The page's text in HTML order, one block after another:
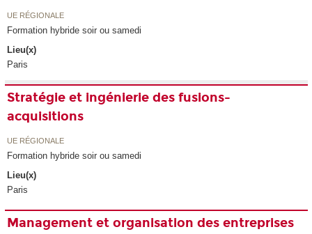
UE RÉGIONALE
Formation hybride soir ou samedi
Lieu(x)
Paris
Stratégie et ingénierie des fusions-
acquisitions
UE RÉGIONALE
Formation hybride soir ou samedi
Lieu(x)
Paris
Management et organisation des entreprises